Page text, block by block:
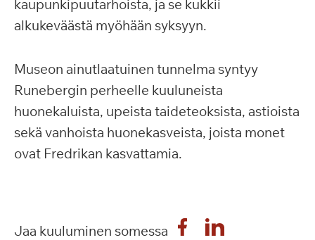
kaupunkipuutarhoista, ja se kukkii
alkukeväästä myöhään syksyyn.
Museon ainutlaatuinen tunnelma syntyy
Runebergin perheelle kuuluneista
huonekaluista, upeista taideteoksista, astioista
sekä vanhoista huonekasveista, joista monet
ovat Fredrikan kasvattamia.
Jaa kuuluminen somessa